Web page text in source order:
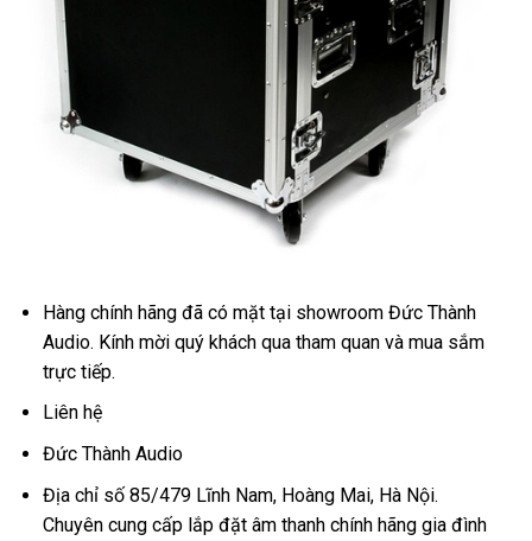
Hàng chính hãng đã có mặt tại showroom Đức Thành
Audio. Kính mời quý khách qua tham quan và mua sắm
trực tiếp.
Liên hệ
Đức Thành Audio
Địa chỉ số 85/479 Lĩnh Nam, Hoàng Mai, Hà Nội.
Chuyên cung cấp lắp đặt âm thanh chính hãng gia đình